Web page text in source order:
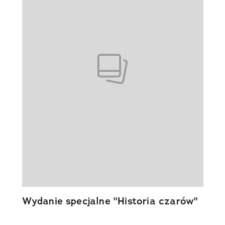
Wydanie specjalne "Historia czarów"